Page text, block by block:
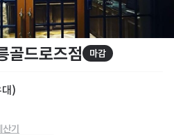
골드로즈점
마감
대)
기